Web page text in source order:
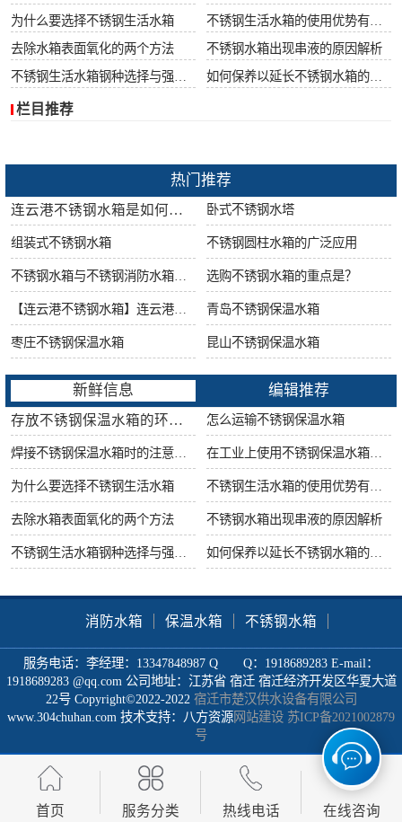
为什么要选择不锈钢生活水箱
去除水箱表面氧化的两个方法
不锈钢水箱出现串液的原因解析
栏目推荐
热门推荐
连云港不锈钢水箱是如何做好防腐工作的? 卧式不锈钢水塔
组装式不锈钢水箱 不锈钢圆柱水箱的广泛应用
选购不锈钢水箱的重点是？
青岛不锈钢保温水箱
枣庄不锈钢保温水箱 昆山不锈钢保温水箱
新鲜信息 编辑推荐
存放不锈钢保温水箱的环境要求 怎么运输不锈钢保温水箱
为什么要选择不锈钢生活水箱
去除水箱表面氧化的两个方法 不锈钢水箱出现串液的原因解析
消防水箱 保温水箱 不锈钢水箱
服务电话：李经理：13347848987 Q Q：1918689283 E-mail：
1918689283 @qq.com 公司地址：江苏省 宿迁 宿迁经济开发区华夏大道
22号 Copyright©2022-2022 宿迁市楚汉供水设备有限公司
www.304chuhan.com 技术支持：八方资源网站建设 苏ICP备2021002879
号
首页 服务分类 热线电话 在线咨询